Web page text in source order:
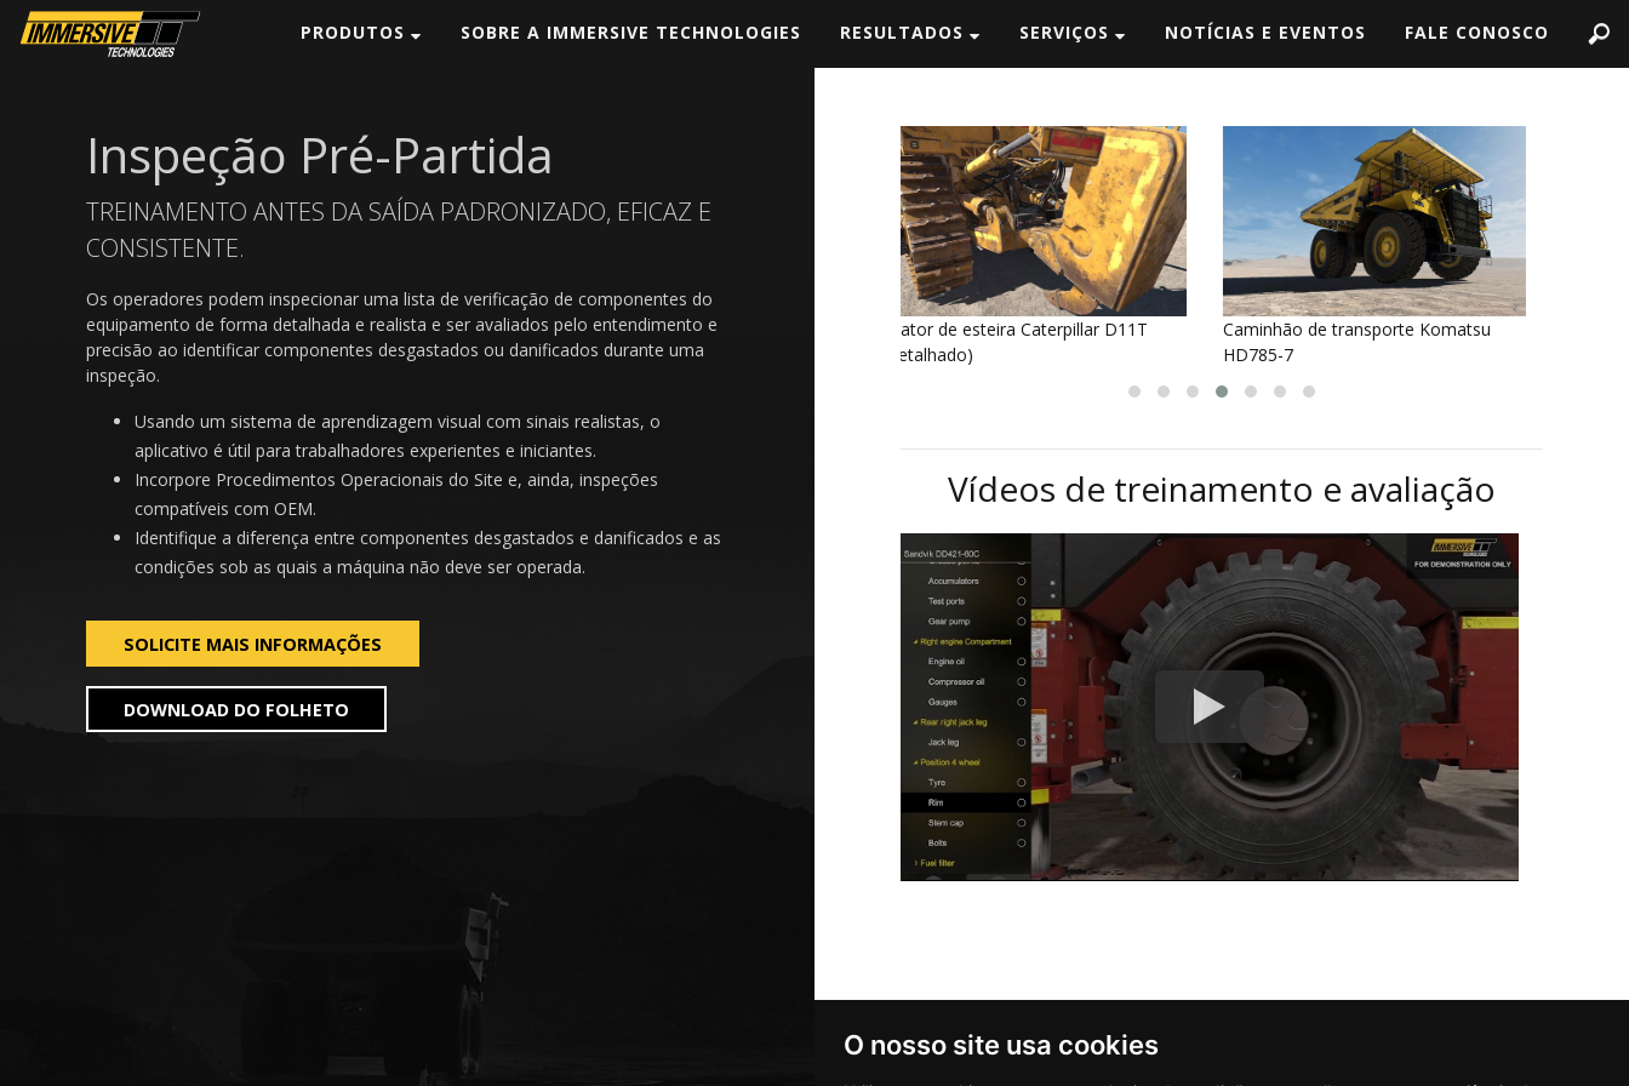
O nosso site usa cookies
PRODUTOS SOBRE A IMMERSIVE TECHNOLOGIES RESULTADOS SERVIÇOS NOTÍCIAS E EVENTOS FALE CONOSCO
Inspeção Pré-Partida
TREINAMENTO ANTES DA SAÍDA PADRONIZADO, EFICAZ E
CONSISTENTE.
Os operadores podem inspecionar uma lista de verificação de componentes do
equipamento de forma detalhada e realista e ser avaliados pelo entendimento e
precisão ao identificar componentes desgastados ou danificados durante uma
inspeção.
Usando um sistema de aprendizagem visual com sinais realistas, o
aplicativo é útil para trabalhadores experientes e iniciantes.
Incorpore Procedimentos Operacionais do Site e, ainda, inspeções
compatíveis com OEM.
Identifique a diferença entre componentes desgastados e danificados e as
condições sob as quais a máquina não deve ser operada.
SOLICITE MAIS INFORMAÇÕES
DOWNLOAD DO FOLHETO
Caterpillar
Caminhão de transporte Caterpillar
789D (detalhado)
Trator de esteira Caterpillar D11T
(detalhado)
Caminhão de transporte Komatsu
HD785-7
Escavadeira Hitachi EX2500-6
(detalhada)
Vídeos de treinamento e avaliação